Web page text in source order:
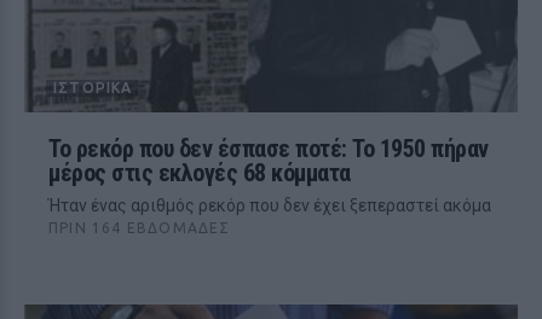
ΙΣΤΟΡΙΚΆ
Το ρεκόρ που δεν έσπασε ποτέ: Το 1950 πήραν
μέρος στις εκλογές 68 κόμματα
Ήταν ένας αριθμός ρεκόρ που δεν έχει ξεπεραστεί ακόμα
ΠΡΙΝ 164 ΕΒΔΟΜΆΔΕΣ